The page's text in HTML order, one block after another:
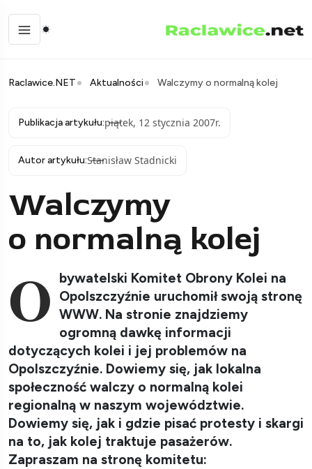
Raclawice.NET Aktualności Walczymy o normalną kolej
Publikacja artykułu:piątek, 12 stycznia 2007r.
Autor artykułu:Stanisław Stadnicki
Walczymy
o normalną kolej
O
bywatelski Komitet Obrony Kolei na
Opolszczyźnie uruchomił swoją stronę
WWW. Na stronie znajdziemy
ogromną dawkę informacji
dotyczących kolei i jej problemów na
Opolszczyźnie. Dowiemy się, jak lokalna
społeczność walczy o normalną kolei
regionalną w naszym województwie.
Dowiemy się, jak i gdzie pisać protesty i skargi
na to, jak kolej traktuje pasażerów.
Zapraszam na stronę komitetu: